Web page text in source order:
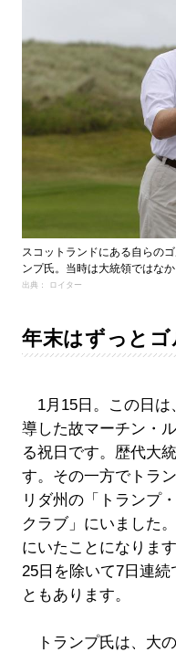
スコットランドにある自らの
ンプ氏。当時は大統領ではな
出典： ロイター
年末はずっとゴ
1月15日。この日は
導した故マーチン・
る祝日です。歴代大
す。その一方でトラ
リダ州の「トランプ
クラブ」にいました
にいたことになりま
25日を除いて7日連
ともあります。
トランプ氏は、大